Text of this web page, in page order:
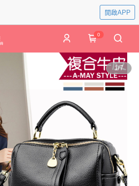
開啟APP
0
1/7